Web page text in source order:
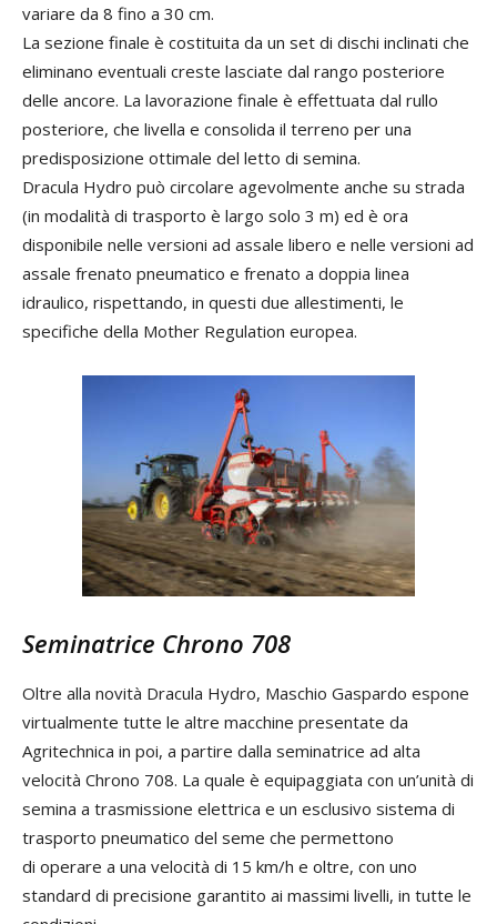
variare da 8 fino a 30 cm.
La sezione finale è costituita da un set di dischi inclinati che
eliminano eventuali creste lasciate dal rango posteriore
delle ancore. La lavorazione finale è effettuata dal rullo
posteriore, che livella e consolida il terreno per una
predisposizione ottimale del letto di semina.
Dracula Hydro può circolare agevolmente anche su strada
(in modalità di trasporto è largo solo 3 m) ed è ora
disponibile nelle versioni ad assale libero e nelle versioni ad
assale frenato pneumatico e frenato a doppia linea
idraulico, rispettando, in questi due allestimenti, le
specifiche della Mother Regulation europea.
Seminatrice Chrono 708
Oltre alla novità Dracula Hydro, Maschio Gaspardo espone
virtualmente tutte le altre macchine presentate da
Agritechnica in poi, a partire dalla seminatrice ad alta
velocità Chrono 708. La quale è equipaggiata con un’unità di
semina a trasmissione elettrica e un esclusivo sistema di
trasporto pneumatico del seme che permettono
di operare a una velocità di 15 km/h e oltre, con uno
standard di precisione garantito ai massimi livelli, in tutte le